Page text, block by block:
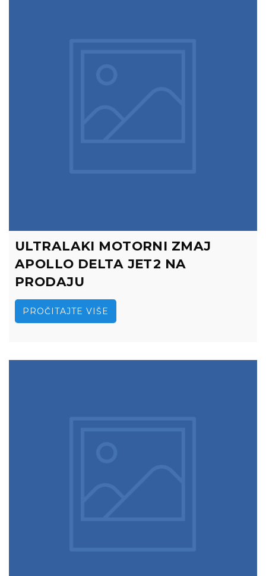
ULTRALAKI MOTORNI ZMAJ
APOLLO DELTA JET2 NA
PRODAJU
PROČITAJTE VIŠE